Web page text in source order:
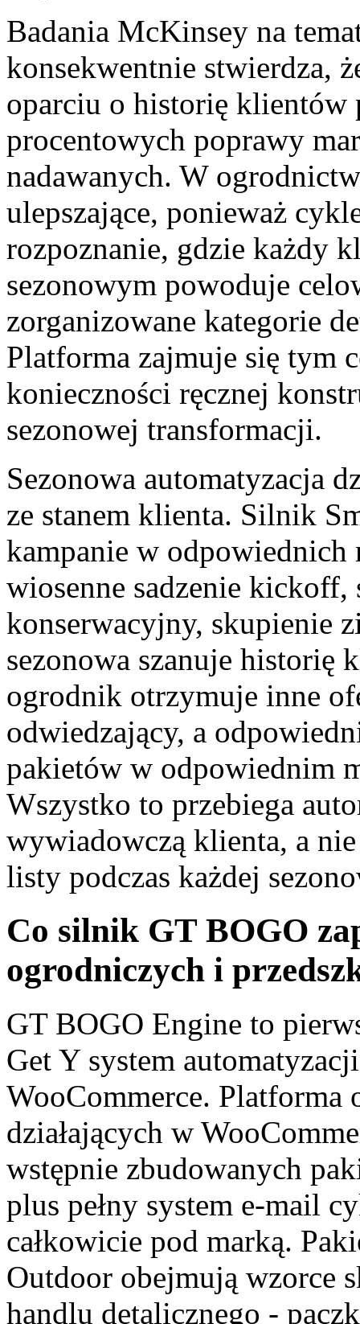
Badania McKinsey na
konsekwentnie stwierdza,
oparciu o historię
procentowych poprawy
nadawanych. W
ulepszające, ponieważ
rozpoznanie, gdzie każdy
sezonowym powoduje
zorganizowane kategorie
Platforma zajmuje się tym
konieczności ręcznej
sezonowej transformacji.
Sezonowa automatyzacja
ze stanem klienta. Silnik
kampanie w odpowiednich
wiosenne sadzenie kickoff,
konserwacyjny, skupienie
sezonowa szanuje historię
ogrodnik otrzymuje inne
odwiedzający, a
pakietów w odpowiednim
Wszystko to przebiega
wywiadowczą klienta, a
listy podczas każdej
Co silnik GT BOGO
ogrodniczych i
GT BOGO Engine to
Get Y system
WooCommerce. Platforma
działających w
wstępnie zbudowanych
plus pełny system e-mail
całkowicie pod marką.
Outdoor obejmują wzorce
handlu detalicznego -